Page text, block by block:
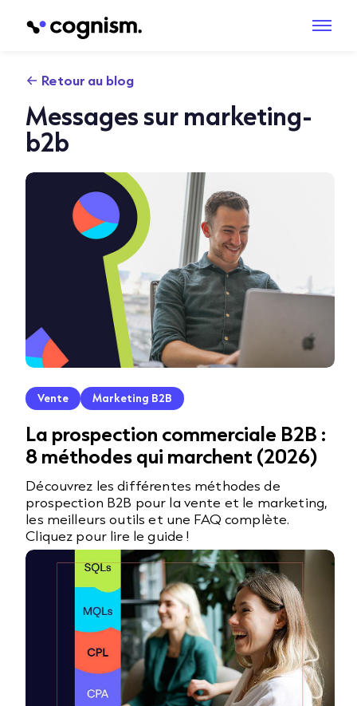
Retour au blog
Messages sur marketing-
b2b
Vente Marketing B2B
La prospection commerciale B2B :
8 méthodes qui marchent (2026)
Découvrez les différentes méthodes de
prospection B2B pour la vente et le marketing,
les meilleurs outils et une FAQ complète.
Cliquez pour lire le guide !